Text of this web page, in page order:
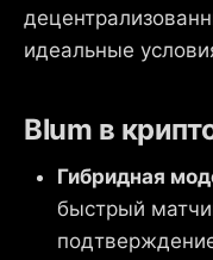
идеальные
Blum в
Гибридная
быстрый